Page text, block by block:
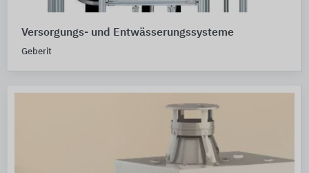
Versorgungs- und Entwässerungssysteme
Geberit